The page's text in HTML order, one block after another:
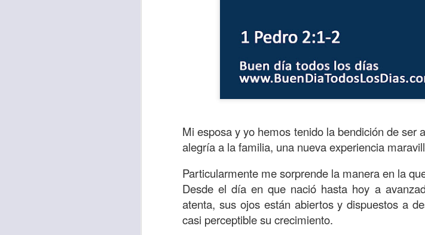
Mi esposa y yo hemos tenido la bendición de ser
alegría a la familia, una nueva experiencia
Particularmente me sorprende la manera en la
Desde el día en que nació hasta hoy a
atenta, sus ojos están abiertos y dispuestos a
casi perceptible su crecimiento.
Para muchos, la vida es una carrera continua de
acorde con una lista de logros esperados, la
logros profesionales e incluso los logros en el
“amados”, es decir, a nuestra familia.
esos buenos recuerdos; lo cierto es que para la
de tiempo, muchos incluso sacrificando sus
lo mejor que tenían por su familia.